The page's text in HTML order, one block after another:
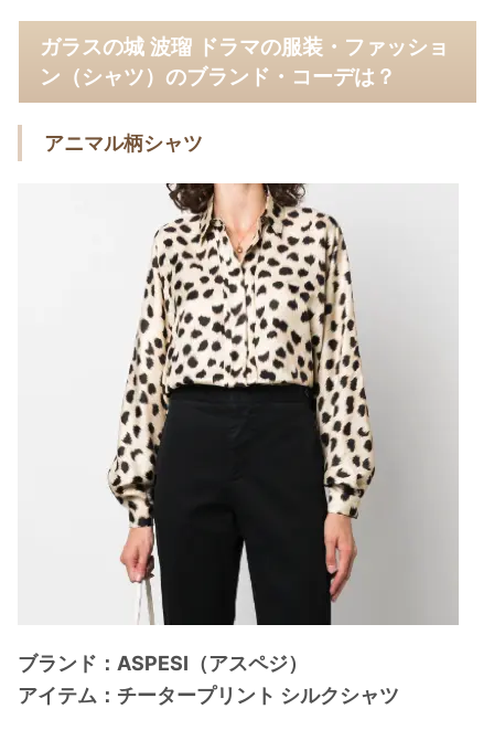
ガラスの城 波瑠 ドラマの服装・ファッショ
ン（シャツ）のブランド・コーデは？
アニマル柄シャツ
ブランド：ASPESI（アスペジ）
アイテム：チータープリント シルクシャツ